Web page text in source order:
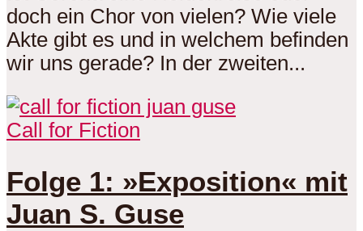
doch ein Chor von vielen? Wie viele
Akte gibt es und in welchem befinden
wir uns gerade? In der zweiten...
Call for Fiction
Folge 1: »Exposition« mit
Juan S. Guse